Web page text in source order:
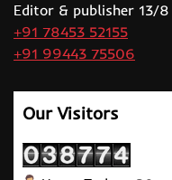
Editor & publisher 13/8
+91 78453 52155
+91 99443 75506
Our Visitors